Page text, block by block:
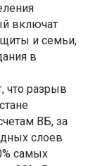
включат
и семьи,
в
, что разрыв
ВБ, за
слоев
самых